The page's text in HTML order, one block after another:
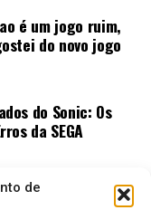
de
é um jogo ruim,
do novo jogo
do Sonic: Os
da SEGA